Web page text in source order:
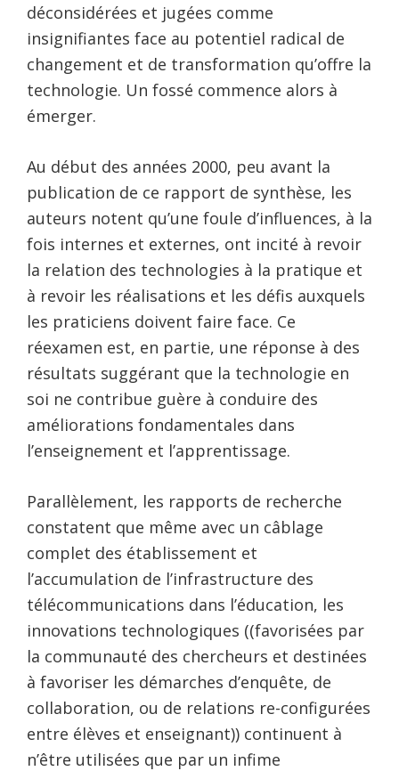
déconsidérées et jugées comme
insignifiantes face au potentiel radical de
changement et de transformation qu’offre la
technologie. Un fossé commence alors à
émerger.
Au début des années 2000, peu avant la
publication de ce rapport de synthèse, les
auteurs notent qu’une foule d’influences, à la
fois internes et externes, ont incité à revoir
la relation des technologies à la pratique et
à revoir les réalisations et les défis auxquels
les praticiens doivent faire face. Ce
réexamen est, en partie, une réponse à des
résultats suggérant que la technologie en
soi ne contribue guère à conduire des
améliorations fondamentales dans
l’enseignement et l’apprentissage.
Parallèlement, les rapports de recherche
constatent que même avec un câblage
complet des établissement et
l’accumulation de l’infrastructure des
télécommunications dans l’éducation, les
innovations technologiques ((favorisées par
la communauté des chercheurs et destinées
à favoriser les démarches d’enquête, de
collaboration, ou de relations re-configurées
entre élèves et enseignant)) continuent à
n’être utilisées que par un infime